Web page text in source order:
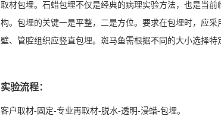
取材包埋。石蜡包埋不仅是经典的病理实验方法，也是当
构。包埋的关键一是平整，二是方位。要求在包埋时，应
壁、管腔组织应竖直包埋。 斑马鱼需根据不同的大小选择特
实验流程：
客户取材-固定-专业再取材-脱水-透明-浸蜡-包埋。